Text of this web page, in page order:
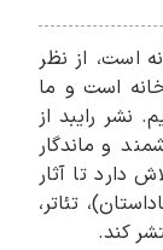
از نظر
است و ما
نشر رایبد از
و ماندگار
تا آثار
تئاتر،
کند.